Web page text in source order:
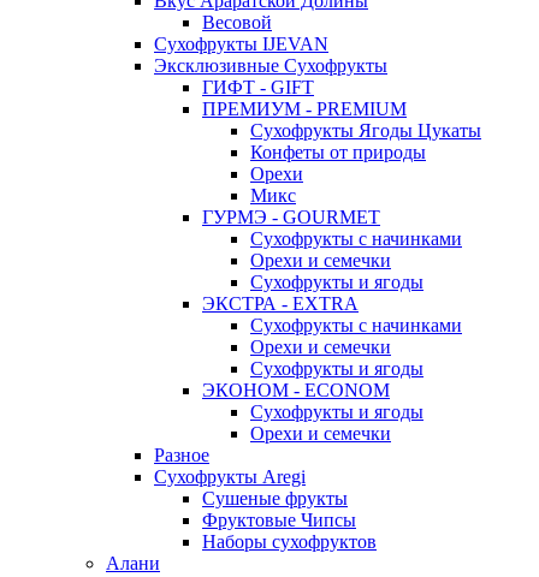
Весовой
Сухофрукты IJEVAN
Эксклюзивные Сухофрукты
ГИФТ - GIFT
ПРЕМИУМ - PREMIUM
Сухофрукты Ягоды Цукаты
Конфеты от природы
Орехи
Микс
ГУРМЭ - GOURMET
Сухофрукты с начинками
Орехи и семечки
Сухофрукты и ягоды
ЭКСТРА - EXTRA
Сухофрукты с начинками
Орехи и семечки
Сухофрукты и ягоды
ЭКОНОМ - ECONOM
Сухофрукты и ягоды
Орехи и семечки
Разное
Сухофрукты Aregi
Сушеные фрукты
Фруктовые Чипсы
Наборы сухофруктов
Алани